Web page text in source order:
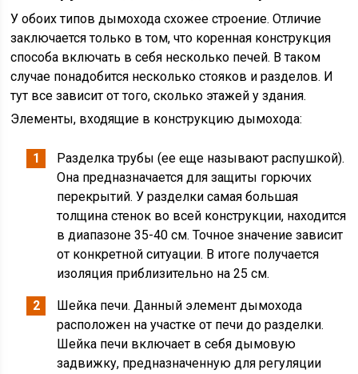
У обоих типов дымохода схожее строение. Отличие
заключается только в том, что коренная конструкция
способа включать в себя несколько печей. В таком
случае понадобится несколько стояков и разделов. И
тут все зависит от того, сколько этажей у здания.
Элементы, входящие в конструкцию дымохода:
Разделка трубы (ее еще называют распушкой).
Она предназначается для защиты горючих
перекрытий. У разделки самая большая
толщина стенок во всей конструкции, находится
в диапазоне 35-40 см. Точное значение зависит
от конкретной ситуации. В итоге получается
изоляция приблизительно на 25 см.
Шейка печи. Данный элемент дымохода
расположен на участке от печи до разделки.
Шейка печи включает в себя дымовую
задвижку, предназначенную для регуляции